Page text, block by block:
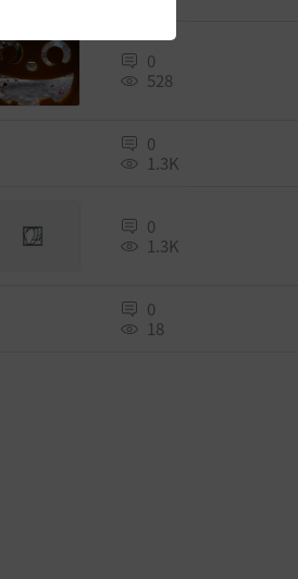
0
528
0
1.3K
0
1.3K
0
18